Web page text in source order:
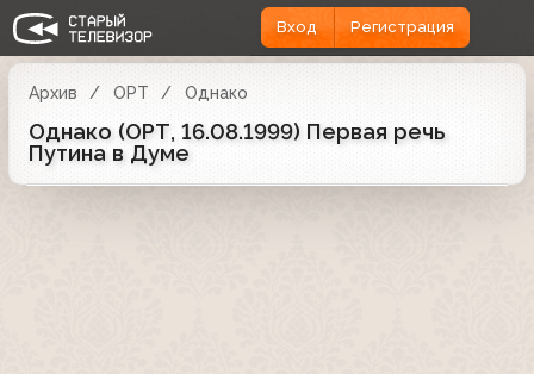
Вход Регистрация
Архив ОРТ Однако
Однако (ОРТ, 16.08.1999) Первая речь
Путина в Думе